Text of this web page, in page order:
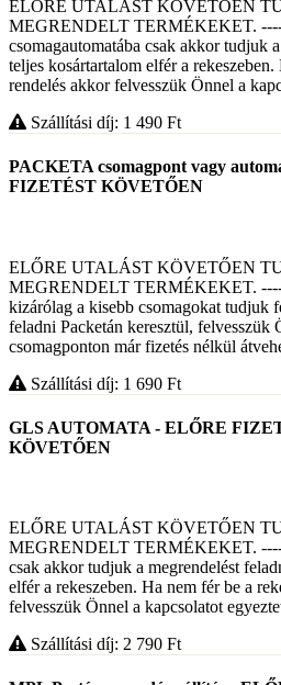
ELŐRE UTALÁST KÖVETŐEN
MEGRENDELT TERMÉKEKET.
csomagautomatába csak akkor tudjuk
teljes kosártartalom elfér a
rendelés akkor felvesszük Önnel a
Szállítási díj: 1 490 Ft
PACKETA csomagpont vagy
FIZETÉST KÖVETŐEN
ELŐRE UTALÁST KÖVETŐEN
MEGRENDELT TERMÉKEKET.
kizárólag a kisebb csomagokat tudjuk
feladni Packetán keresztül, felvesszük
csomagponton már fizetés nélkül
Szállítási díj: 1 690 Ft
GLS AUTOMATA - ELŐRE
KÖVETŐEN
ELŐRE UTALÁST KÖVETŐEN
MEGRENDELT TERMÉKEKET.
csak akkor tudjuk a megrendelést
elfér a rekeszeben. Ha nem fér be a
felvesszük Önnel a kapcsolatot
Szállítási díj: 2 790 Ft